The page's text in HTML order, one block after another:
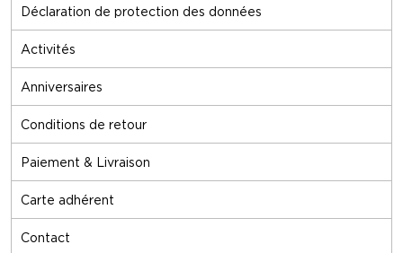
Déclaration de protection des données
Activités
Anniversaires
Conditions de retour
Paiement & Livraison
Carte adhérent
Contact